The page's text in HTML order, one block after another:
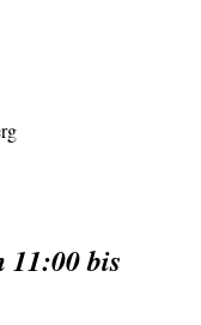
11:00 bis